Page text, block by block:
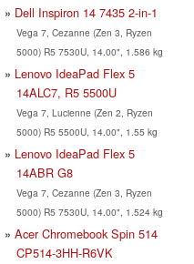
Dell Inspiron 14 7435 2-in-1
Vega 7, Cezanne (Zen 3, Ryzen
5000) R5 7530U, 14.00", 1.586 kg
Lenovo IdeaPad Flex 5
14ALC7, R5 5500U
Vega 7, Lucienne (Zen 2, Ryzen
5000) R5 5500U, 14.00", 1.55 kg
Lenovo IdeaPad Flex 5
14ABR G8
Vega 7, Cezanne (Zen 3, Ryzen
5000) R5 7530U, 14.00", 1.524 kg
Acer Chromebook Spin 514
CP514-3HH-R6VK